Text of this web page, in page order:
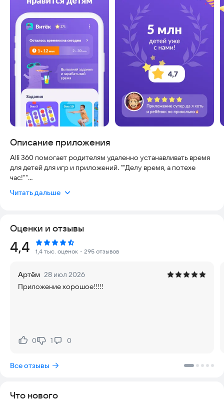
Описание приложения
Alli 360 помогает родителям удаленно устанавливать время
для детей для игр и приложений. ""Делу время, а потехе
час!""
Установите приложение родителя “Kids360” себе на
Сервис предоставляет Вам следующие возможности:
Лимит времени - установите ограничение времени для
ребенка для конкретных приложений и игр.
полноценного отдыха вечером, в указанное время игры,
приложения соц. сетей и развлекательные приложение не
проводит за экраном смартфона и выявите приложения,
которые занимают вашего ребенка больше всего.
сообщений, такси и прочих, не относящихся к развлечениям
Приложение разработано для безопасности семьи и
Читать дальше
Оценки и отзывы
Рейтинг:
4,4 1,4 тыс. оценок ・295 отзывов
Артём 28 июл 2026
Приложение хорошое!!!!!
Нравится:
0Не нравится:
1 0
Все отзывы
Что нового